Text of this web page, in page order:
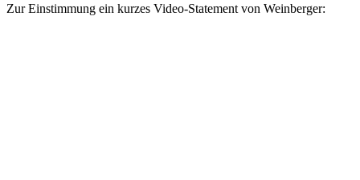
Zur Einstimmung ein kurzes Video-Statement von Weinberger: